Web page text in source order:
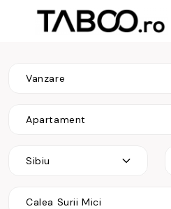
Vanzare
Apartament
Sibiu
Calea Surii Mici